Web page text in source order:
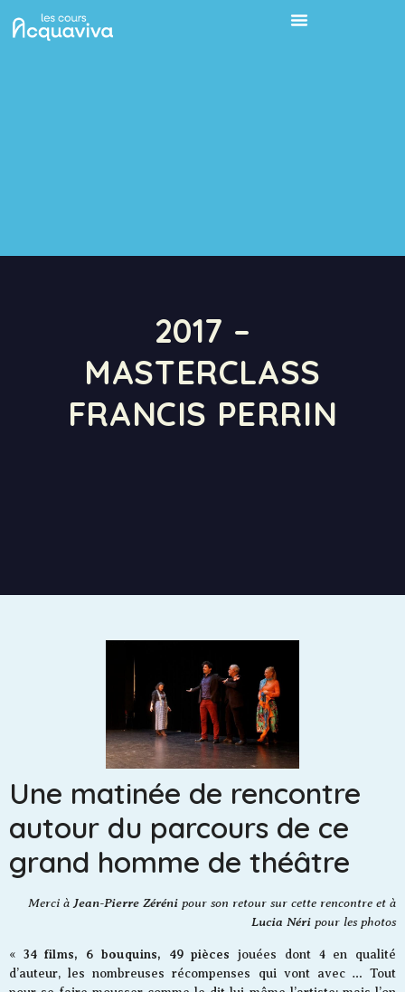
2017 –
MASTERCLASS
FRANCIS PERRIN
Une matinée de rencontre
autour du parcours de ce
grand homme de théâtre
Merci à Jean-Pierre Zéréni pour son retour sur cette rencontre et à
Lucia Néri pour les photos
« 34 films, 6 bouquins, 49 pièces jouées dont 4 en qualité
d’auteur, les nombreuses récompenses qui vont avec … Tout